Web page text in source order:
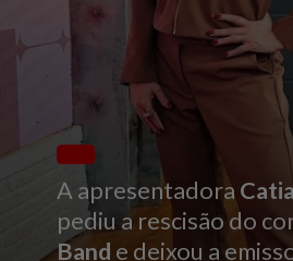
A apresentadora
pediu a rescisão do
Band e deixou a